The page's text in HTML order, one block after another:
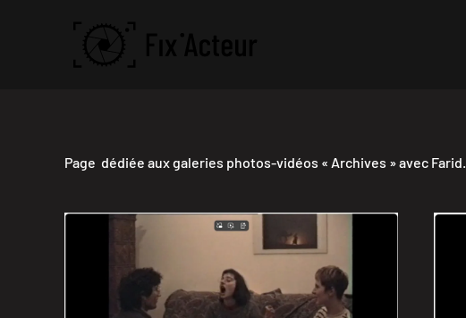
Page dédiée aux galeries photos-vidéos « Archives » avec Farid.
des mandarines décembre 1990